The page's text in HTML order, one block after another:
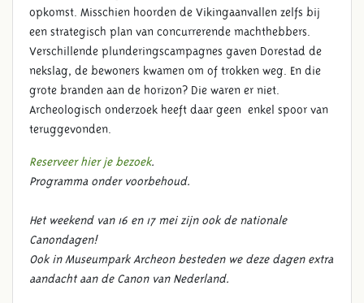
opkomst. Misschien hoorden de Vikingaanvallen zelfs bij
een strategisch plan van concurrerende machthebbers.
Verschillende plunderingscampagnes gaven Dorestad de
nekslag, de bewoners kwamen om of trokken weg. En die
grote branden aan de horizon? Die waren er niet.
Archeologisch onderzoek heeft daar geen enkel spoor van
teruggevonden.
Reserveer hier je bezoek.
Programma onder voorbehoud.
Het weekend van 16 en 17 mei zijn ook de nationale
Canondagen!
Ook in Museumpark Archeon besteden we deze dagen extra
aandacht aan de Canon van Nederland.